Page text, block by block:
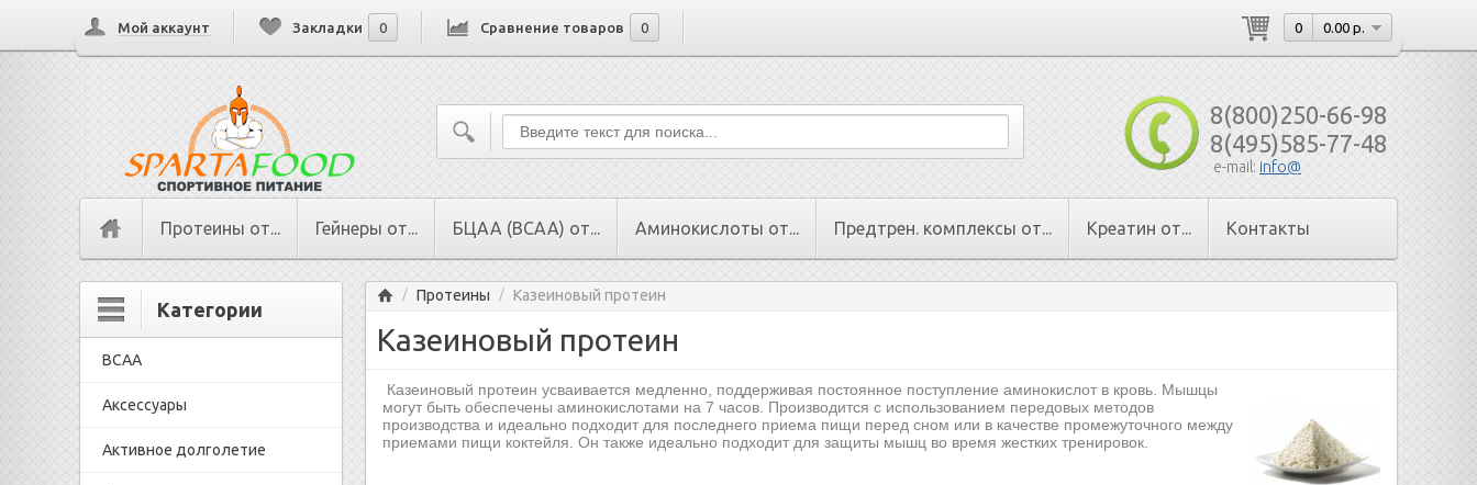
Мой аккаунт Закладки 0 Сравнение товаров 0 0 0.00 р.
8(800)250-66-98
8(495)585-77-48
e-mail: info@
Протеины от... Гейнеры от... БЦАА (BCAA) от... Аминокислоты от... Предтрен. комплексы от... Креатин от... Контакты
Категории
BCAA
Аксессуары
Активное долголетие
Главная
/ Протеины / Казеиновый протеин
Казеиновый протеин
Казеиновый протеин усваивается медленно, поддерживая постоянное поступление аминокислот в кровь. Мышцы
могут быть обеспечены аминокислотами на 7 часов. Производится с использованием передовых методов
производства и идеально подходит для последнего приема пищи перед сном или в качестве промежуточного между
приемами пищи коктейля. Он также идеально подходит для защиты мышц во время жестких тренировок.